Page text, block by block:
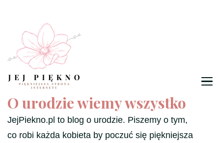
O urodzie wiemy wszystko
JejPiekno.pl to blog o urodzie. Piszemy o tym,
co robi każda kobieta by poczuć się piękniejsza